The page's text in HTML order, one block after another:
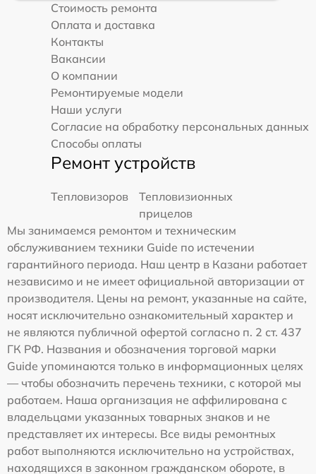
Стоимость ремонта
Оплата и доставка
Контакты
Вакансии
О компании
Ремонтируемые модели
Наши услуги
Согласие на обработку персональных данных
Способы оплаты
Ремонт устройств
Тепловизоров
Тепловизионных
прицелов
Мы занимаемся ремонтом и техническим
обслуживанием техники Guide по истечении
гарантийного периода. Наш центр в Казани работает
независимо и не имеет официальной авторизации от
производителя. Цены на ремонт, указанные на сайте,
носят исключительно ознакомительный характер и
не являются публичной офертой согласно п. 2 ст. 437
ГК РФ. Названия и обозначения торговой марки
Guide упоминаются только в информационных целях
— чтобы обозначить перечень техники, с которой мы
работаем. Наша организация не аффилирована с
владельцами указанных товарных знаков и не
представляет их интересы. Все виды ремонтных
работ выполняются исключительно на устройствах,
находящихся в законном гражданском обороте, в